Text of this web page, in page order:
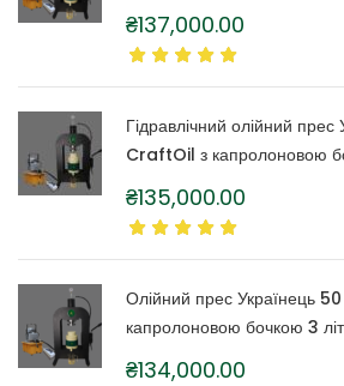
₴137,000.00
Гідравлічний олійний
CraftOil з капролоновою
₴135,000.00
Олійний прес Українець
капролоновою бочкою 3
₴134,000.00